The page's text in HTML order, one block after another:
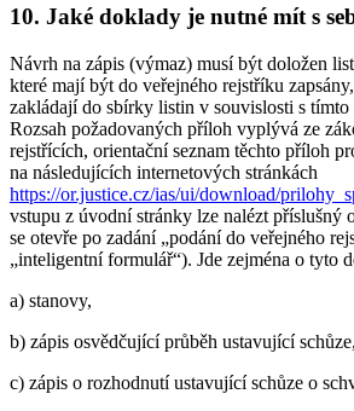
10. Jaké doklady je nutné mít s
Návrh na zápis (výmaz) musí být doložen
které mají být do veřejného rejstříku
zakládají do sbírky listin v souvislosti s
Rozsah požadovaných příloh vyplývá ze
rejstřících, orientační seznam těchto příloh
na následujících internetových stránkách
https://or.justice.cz/ias/ui/download/
vstupu z úvodní stránky lze nalézt příslušný
se otevře po zadání „podání do veřejného
„inteligentní formulář“). Jde zejména o tyto
a) stanovy,
b) zápis osvědčující průběh ustavující schůze,
c) zápis o rozhodnutí ustavující schůze o